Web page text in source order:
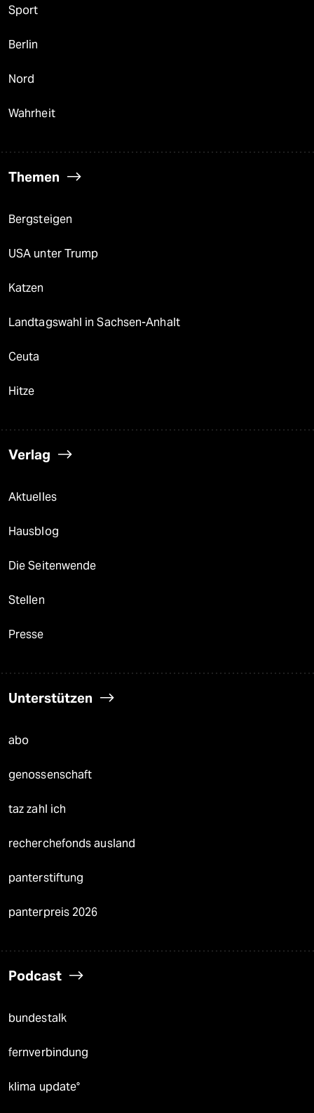
Sport
Berlin
Nord
Wahrheit
Themen
Bergsteigen
USA unter Trump
Katzen
Landtagswahl in Sachsen-Anhalt
Ceuta
Hitze
Verlag
Aktuelles
Hausblog
Die Seitenwende
Stellen
Presse
Unterstützen
abo
genossenschaft
taz zahl ich
recherchefonds ausland
panterstiftung
panterpreis 2026
Podcast
bundestalk
fernverbindung
klima update°